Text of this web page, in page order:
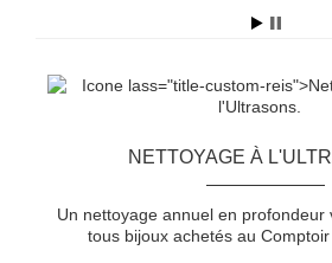
NETTOYAGE À
Un nettoyage annuel en profondeur
tous bijoux achetés au